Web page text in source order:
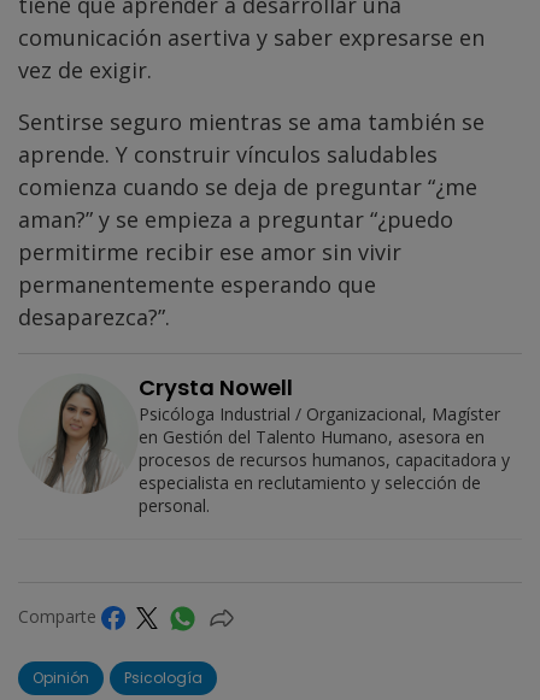
comunicación asertiva y saber expresarse en
vez de exigir.
Sentirse seguro mientras se ama también se
aprende. Y construir vínculos saludables
comienza cuando se deja de preguntar “¿me
aman?” y se empieza a preguntar “¿puedo
permitirme recibir ese amor sin vivir
permanentemente esperando que
desaparezca?”.
Crysta Nowell
Psicóloga Industrial / Organizacional, Magíster
en Gestión del Talento Humano, asesora en
procesos de recursos humanos, capacitadora y
especialista en reclutamiento y selección de
personal.
Comparte
Opinión Psicología